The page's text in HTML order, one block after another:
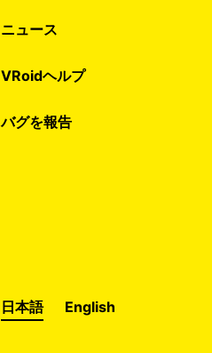
ニュース
VRoidヘルプ
バグを報告
日本語 English